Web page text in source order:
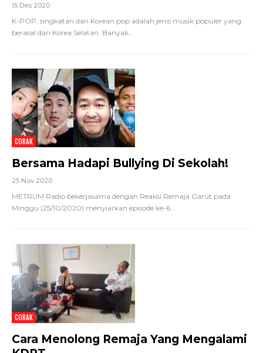
15 Des 2020
K-POP, singkatan dari Korean pop adalah jenis musik populer yang
berasal dari Korea Selatan. Banyak
CORAK
Bersama Hadapi Bullying Di Sekolah!
25 Nov 2020
METRUM Radio bekerjasama dengan Reaksi Remaja Garut pada
Minggu (25/10/2020) menyiarkan episode ke-6…
CORAK
Cara Menolong Remaja Yang Mengalami